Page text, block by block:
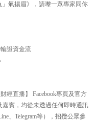
」氣揚眉》，請嚟一眾專家同你
證資金流
經直播】 Facebook專頁及官方
嘉賓，均從未透過任何即時通訊
、Telegram等），招攬公眾參